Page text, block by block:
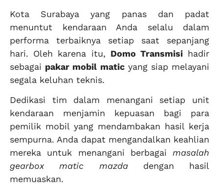
Kota Surabaya yang panas dan padat
menuntut kendaraan Anda selalu dalam
performa terbaiknya setiap saat sepanjang
hari. Oleh karena itu, Domo Transmisihadir
sebagai pakar mobil maticyang siap melayani
segala keluhan teknis.
Dedikasi tim dalam menangani setiap unit
kendaraan menjamin kepuasan bagi para
pemilik mobil yang mendambakan hasil kerja
sempurna. Anda dapat mengandalkan keahlian
mereka untuk menangani berbagai masalah
gearbox matic mazdadengan hasil
memuaskan.